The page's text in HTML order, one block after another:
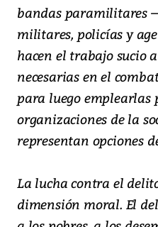
bandas paramilitares
militares, policías y
hacen el trabajo sucio
necesarias en el
para luego emplearlas
organizaciones de la
representan opciones
La lucha contra el
dimensión moral. El